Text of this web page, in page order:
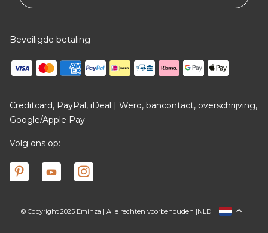
Beveiligde betaling
Creditcard, PayPal, iDeal | Wero, bancontact, overschrijving,
Google/Apple Pay
Volg ons op:
© Copyright 2025 Eminza | Alle rechten voorbehouden |
FRANCENLD